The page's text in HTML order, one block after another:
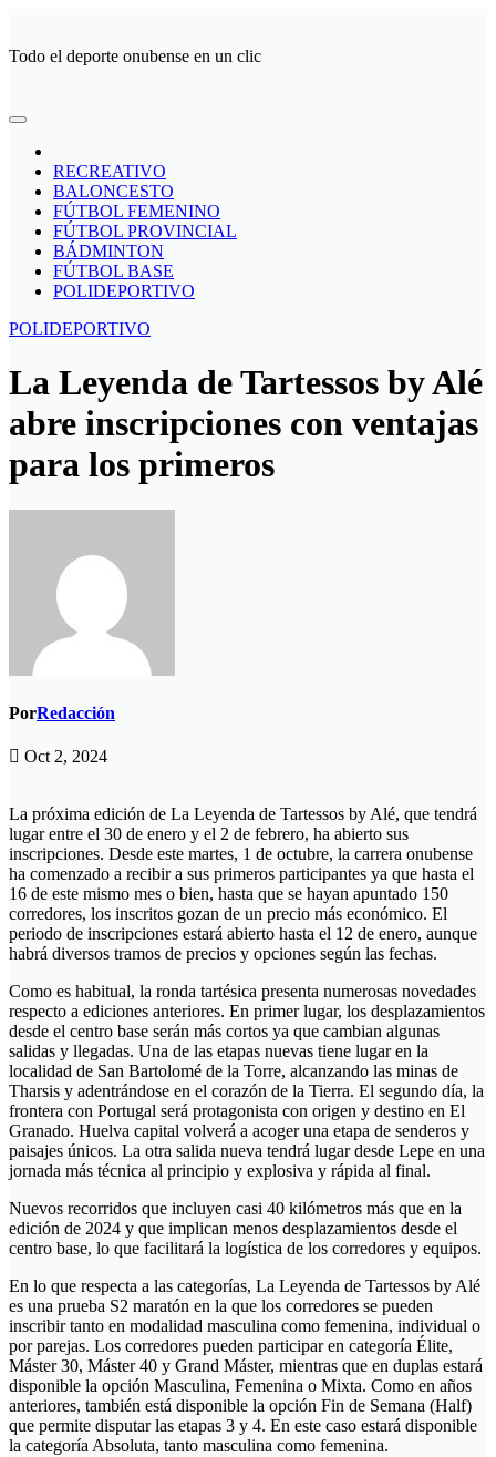
contenido
Todo el deporte onubense en un clic
RECREATIVO
BALONCESTO
FÚTBOL FEMENINO
FÚTBOL PROVINCIAL
BÁDMINTON
FÚTBOL BASE
POLIDEPORTIVO
POLIDEPORTIVO
La Leyenda de Tartessos by Alé
abre inscripciones con ventajas
para los primeros
PorRedacción
Oct 2, 2024
La próxima edición de La Leyenda de Tartessos by Alé, que tendrá
lugar entre el 30 de enero y el 2 de febrero, ha abierto sus
inscripciones. Desde este martes, 1 de octubre, la carrera onubense
ha comenzado a recibir a sus primeros participantes ya que hasta el
16 de este mismo mes o bien, hasta que se hayan apuntado 150
corredores, los inscritos gozan de un precio más económico. El
periodo de inscripciones estará abierto hasta el 12 de enero, aunque
habrá diversos tramos de precios y opciones según las fechas.
Como es habitual, la ronda tartésica presenta numerosas novedades
respecto a ediciones anteriores. En primer lugar, los desplazamientos
desde el centro base serán más cortos ya que cambian algunas
salidas y llegadas. Una de las etapas nuevas tiene lugar en la
localidad de San Bartolomé de la Torre, alcanzando las minas de
Tharsis y adentrándose en el corazón de la Tierra. El segundo día, la
frontera con Portugal será protagonista con origen y destino en El
Granado. Huelva capital volverá a acoger una etapa de senderos y
paisajes únicos. La otra salida nueva tendrá lugar desde Lepe en una
jornada más técnica al principio y explosiva y rápida al final.
Nuevos recorridos que incluyen casi 40 kilómetros más que en la
edición de 2024 y que implican menos desplazamientos desde el
centro base, lo que facilitará la logística de los corredores y equipos.
En lo que respecta a las categorías, La Leyenda de Tartessos by Alé
es una prueba S2 maratón en la que los corredores se pueden
inscribir tanto en modalidad masculina como femenina, individual o
por parejas. Los corredores pueden participar en categoría Élite,
Máster 30, Máster 40 y Grand Máster, mientras que en duplas estará
disponible la opción Masculina, Femenina o Mixta. Como en años
anteriores, también está disponible la opción Fin de Semana (Half)
que permite disputar las etapas 3 y 4. En este caso estará disponible
la categoría Absoluta, tanto masculina como femenina.